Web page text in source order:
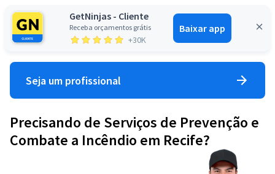
GetNinjas - Cliente
Receba orçamentos grátis
+30K
Baixar app
Entrar
Seja um profissional
Precisando de Serviços de Prevenção e
Combate a Incêndio em Recife?